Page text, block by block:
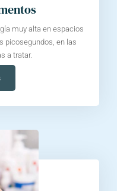
muy alta en espacios
picosegundos, en las
a tratar.